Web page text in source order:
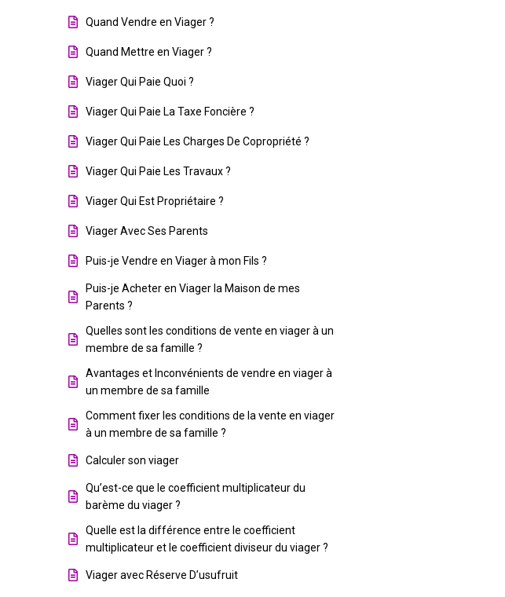
Quand Vendre en Viager ?
Quand Mettre en Viager ?
Viager Qui Paie Quoi ?
Viager Qui Paie La Taxe Foncière ?
Viager Qui Paie Les Charges De Copropriété ?
Viager Qui Paie Les Travaux ?
Viager Qui Est Propriétaire ?
Viager Avec Ses Parents
Puis-je Vendre en Viager à mon Fils ?
Puis-je Acheter en Viager la Maison de mes
Parents ?
Quelles sont les conditions de vente en viager à un
membre de sa famille ?
Avantages et Inconvénients de vendre en viager à
un membre de sa famille
Comment fixer les conditions de la vente en viager
à un membre de sa famille ?
Calculer son viager
Qu’est-ce que le coefficient multiplicateur du
barème du viager ?
Quelle est la différence entre le coefficient
multiplicateur et le coefficient diviseur du viager ?
Viager avec Réserve D’usufruit